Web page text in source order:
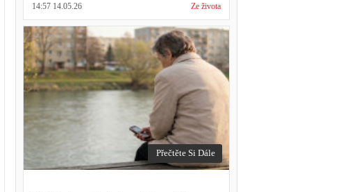
Přestávka trvala stejně jako vždycky
14:57 14.05.26 Ze života
Přečtěte Si Dále